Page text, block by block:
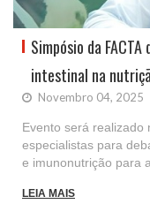
Simpósio da
intestinal na
Novembro 04, 2025
Evento será realizado
especialistas para
e imunonutrição para
LEIA MAIS